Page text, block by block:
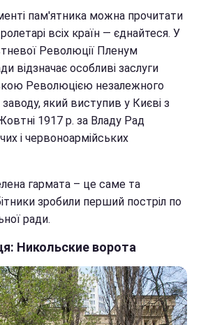
пам'ятника можна прочитати
всіх країн — єднайтеся. У
Революції Пленум
відзначає особливі заслуги
Революцією незалежного
який виступив у Києві з
1917 р. за Владу Рад
і червоноармійських
гармата – це саме та
зробили перший постріл по
ради.
Никольские ворота